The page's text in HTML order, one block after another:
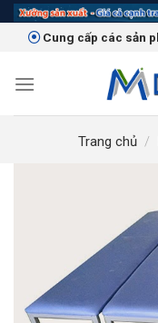
Skip
Cung cấp các sản
Trang chủ /